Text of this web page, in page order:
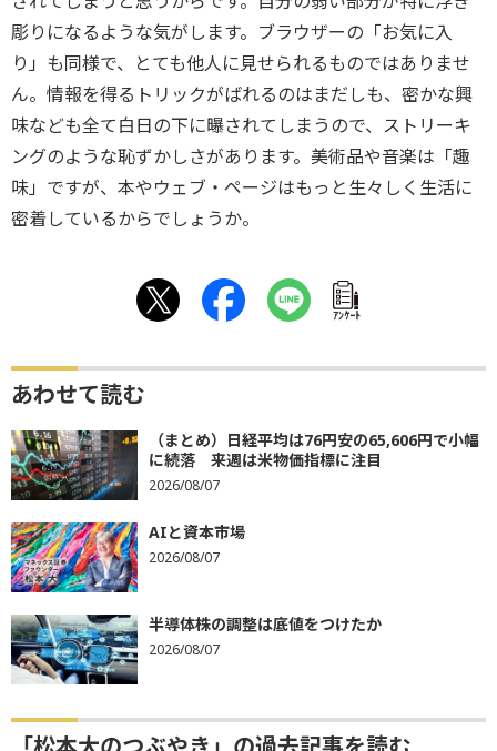
彫りになるような気がします。ブラウザーの「お気に入
り」も同様で、とても他人に見せられるものではありませ
ん。情報を得るトリックがばれるのはまだしも、密かな興
味なども全て白日の下に曝されてしまうので、ストリーキ
ングのような恥ずかしさがあります。美術品や音楽は「趣
味」ですが、本やウェブ・ページはもっと生々しく生活に
密着しているからでしょうか。
ｱﾝｹｰﾄ
あわせて読む
（まとめ）日経平均は76円安の65,606円で小幅
に続落 来週は米物価指標に注目
2026/08/07
AIと資本市場
2026/08/07
半導体株の調整は底値をつけたか
2026/08/07